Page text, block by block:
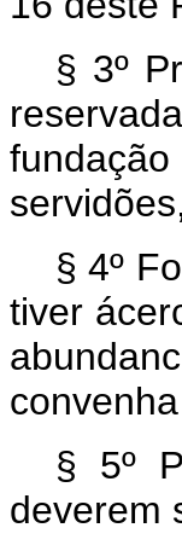
§ 3º
§ 4º
tiver
§ 5º
deverem